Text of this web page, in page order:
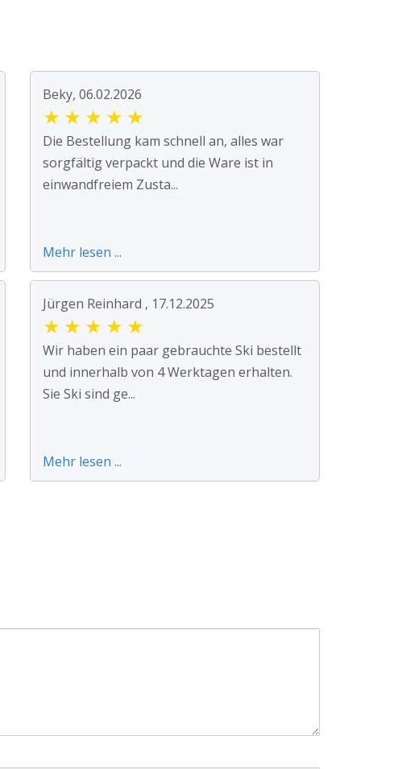
Beky, 06.02.2026
★ ★ ★ ★ ★
Die Bestellung kam schnell an, alles war
sorgfältig verpackt und die Ware ist in
einwandfreiem Zusta...
Mehr lesen ...
Jürgen Reinhard , 17.12.2025
★ ★ ★ ★ ★
Wir haben ein paar gebrauchte Ski bestellt
und innerhalb von 4 Werktagen erhalten.
Sie Ski sind ge...
Mehr lesen ...